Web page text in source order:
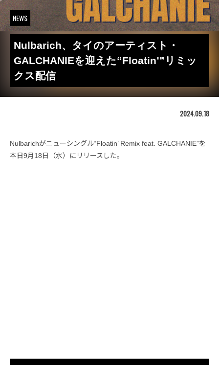
NEWS
Nulbarich、タイのアーティスト・
GALCHANIEを迎えた“Floatin’”リミッ
クス配信
2024.09.18
Nulbarichがニューシングル“Floatin’ Remix feat. GALCHANIE”を
本日9月18日（水）にリリースした。